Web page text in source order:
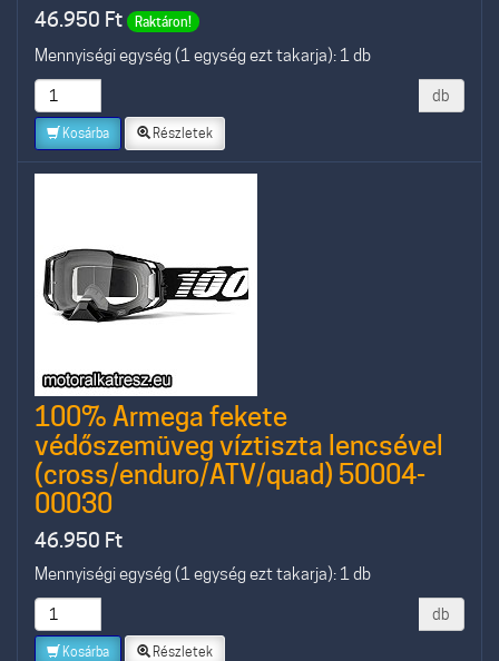
46.950 Ft Raktáron!
Mennyiségi egység (1 egység ezt takarja): 1 db
db
Kosárba Részletek
100% Armega fekete
védőszemüveg víztiszta lencsével
(cross/enduro/ATV/quad) 50004-
00030
46.950 Ft
Mennyiségi egység (1 egység ezt takarja): 1 db
db
Kosárba Részletek